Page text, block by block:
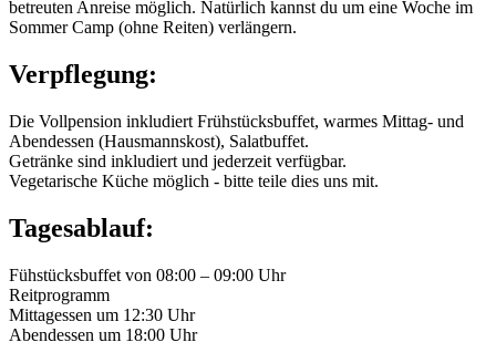
betreuten Anreise möglich. Natürlich kannst du um eine Woche im
Sommer Camp (ohne Reiten) verlängern.
Verpflegung:
Die Vollpension inkludiert Frühstücksbuffet, warmes Mittag- und
Abendessen (Hausmannskost), Salatbuffet.
Getränke sind inkludiert und jederzeit verfügbar.
Vegetarische Küche möglich - bitte teile dies uns mit.
Tagesablauf:
Fühstücksbuffet von 08:00 – 09:00 Uhr
Reitprogramm
Mittagessen um 12:30 Uhr
Abendessen um 18:00 Uhr